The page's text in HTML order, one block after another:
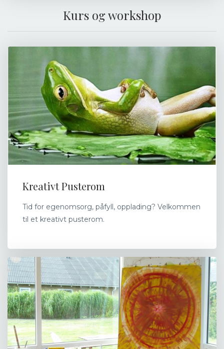
Kurs og workshop
Kreativt Pusterom
Tid for egenomsorg, påfyll, opplading? Velkommen
til et kreativt pusterom.